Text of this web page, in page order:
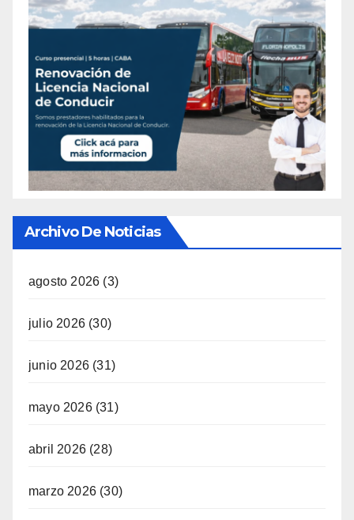
Archivo De Noticias
agosto 2026 (3)
julio 2026 (30)
junio 2026 (31)
mayo 2026(31)
abril 2026 (28)
marzo 2026 (30)